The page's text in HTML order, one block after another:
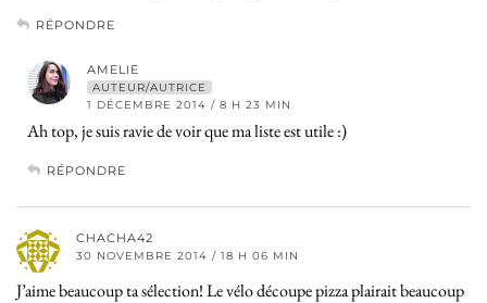
RÉPONDRE
AMELIE
AUTEUR/AUTRICE
1 DÉCEMBRE 2014 / 8 H 23 MIN
Ah top, je suis ravie de voir que ma liste est utile :)
RÉPONDRE
CHACHA42
30 NOVEMBRE 2014 / 18 H 06 MIN
J’aime beaucoup ta sélection! Le vélo découpe pizza plairait beaucoup